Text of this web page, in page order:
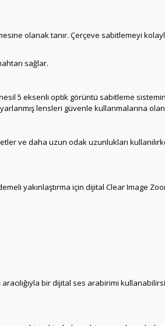
olanak tanır. Çerçeve sabitlemeyi
sağlar.
nesil 5 eksenli optik görüntü sabitleme
lensleri güvenle kullanmalarına
ve daha uzun odak uzunlukları
yakınlaştırma için dijital Clear Image
bir dijital ses arabirimi